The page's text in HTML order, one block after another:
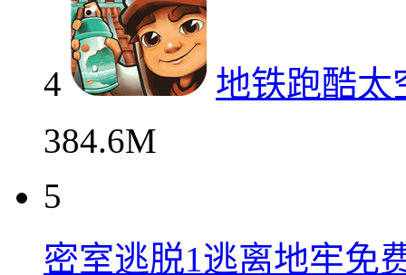
4
地铁跑酷太
384.6M
5
密室逃脱1逃离地牢免